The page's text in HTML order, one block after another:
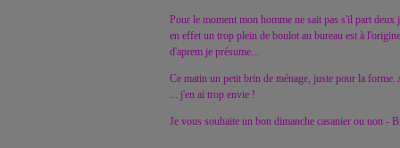
Pour le moment mon homme ne sait pas s'il part
en effet un trop plein de boulot au bureau est à
d'aprem je présume...
Ce matin un petit brin de ménage, juste pour la
... j'en ai trop envie !
Je vous souhaite un bon dimanche casanier ou non -